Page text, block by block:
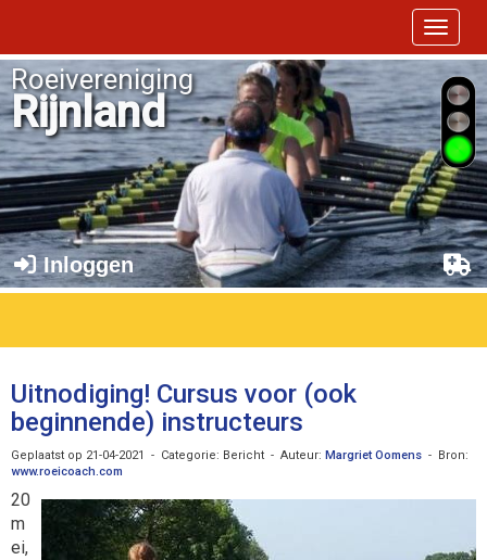
Toggle
Roeivereniging
Rijnland
Inloggen
Uitnodiging! Cursus voor (ook
beginnende) instructeurs
Geplaatst op 21-04-2021 - Categorie: Bericht - Auteur: Margriet Oomens - Bron:
www.roeicoach.com
20
m
ei,